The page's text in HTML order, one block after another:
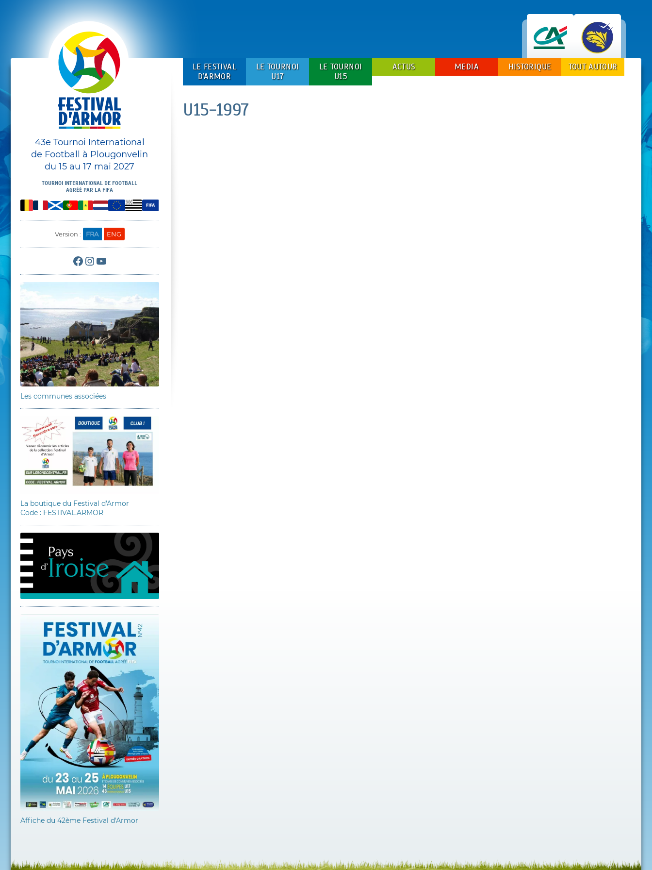
43e Tournoi International
de Football à Plougonvelin
du 15 au 17 mai 2027
TOURNOI INTERNATIONAL DE FOOTBALL
AGRÉÉ PAR LA FIFA
Version : FRA ENG
Facebook
Instagram
Les communes associées
La boutique du Festival d'Armor
Code : FESTIVAL.ARMOR
Affiche du 42ème Festival d'Armor
LE FESTIVAL
D’ARMOR
LE TOURNOI
U17
LE TOURNOI
U15
ACTUS MEDIA HISTORIQUE TOUT AUTOUR
U15-1997